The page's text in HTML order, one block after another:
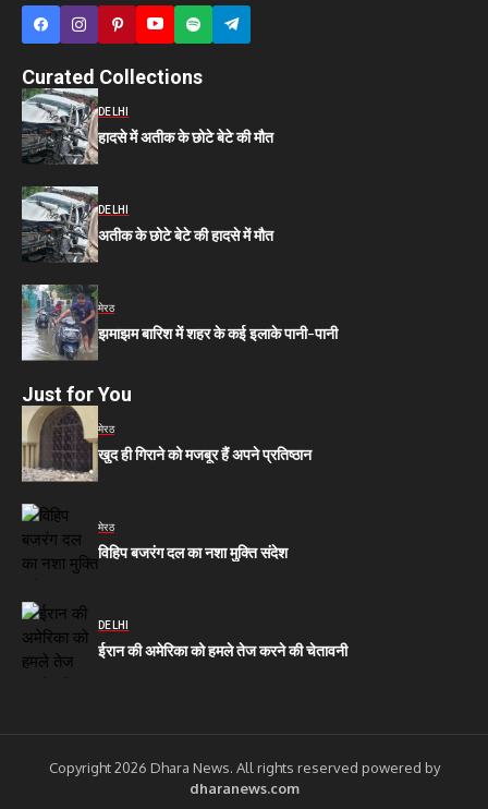
Curated Collections
DELHI
हादसे में अतीक के छोटे बेटे की मौत
DELHI
अतीक के छोटे बेटे की हादसे में मौत
मेरठ
झमाझम बारिश में शहर के कई इलाके पानी-पानी
Just for You
मेरठ
खुद ही गिराने को मजबूर हैं अपने प्रतिष्ठान
मेरठ
विहिप बजरंग दल का नशा मुक्ति संदेश
DELHI
ईरान की अमेरिका को हमले तेज करने की चेतावनी
Copyright 2026 Dhara News. All rights reserved powered by
dharanews.com